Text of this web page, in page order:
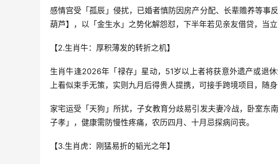
感情宫受「孤辰」侵扰，已婚者慎防因房产分配、长辈赡养等事
葫芦】，以「金生水」之势化解怨怼，下半年若见亲友借贷，当立
【2.生肖牛：厚积薄发的转折之机】
生肖牛逢2026年「禄存」星动，51岁以上者将获意外遗产或退
上看似束手无策，实则九月后得贵人提携，可接手跨境项目，随
家宅运受「天狗」所扰，子女教育分歧易引发夫妻冷战，卧室东
子孝」，健康需防慢性疼痛，农历四月、十月忌探病问丧。
【3.生肖虎：刚猛易折的韬光之年】